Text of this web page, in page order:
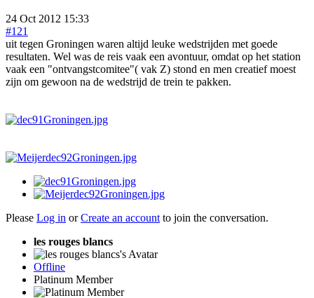
24 Oct 2012 15:33
#121
uit tegen Groningen waren altijd leuke wedstrijden met goede
resultaten. Wel was de reis vaak een avontuur, omdat op het station
vaak een "ontvangstcomitee"( vak Z) stond en men creatief moest
zijn om gewoon na de wedstrijd de trein te pakken.
Please Log in orCreate an account to join the conversation.
les rouges blancs
Offline
Platinum Member